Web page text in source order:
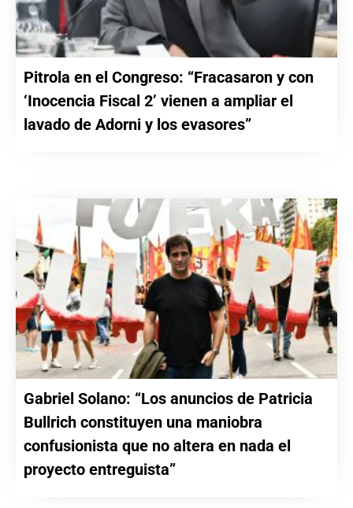
Pitrola en el Congreso: “Fracasaron y con
‘Inocencia Fiscal 2’ vienen a ampliar el
lavado de Adorni y los evasores”
Gabriel Solano: “Los anuncios de Patricia
Bullrich constituyen una maniobra
confusionista que no altera en nada el
proyecto entreguista”